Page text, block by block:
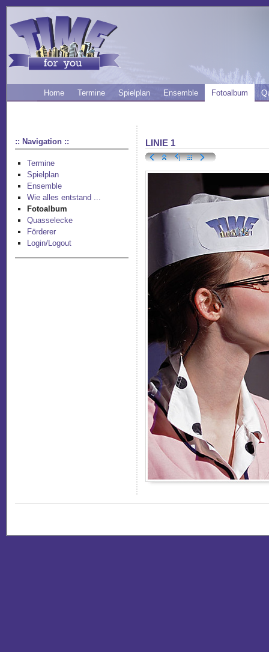
Home Termine Spielplan Ensemble Fotoalbum
:: Navigation ::
Termine
Spielplan
Ensemble
Wie alles entstand ...
Fotoalbum
Quasselecke
Förderer
Login/Logout
LINIE 1